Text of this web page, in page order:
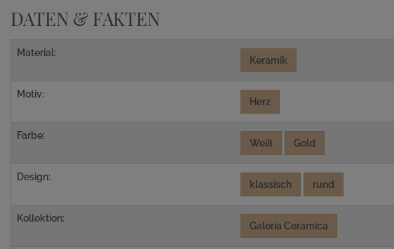
DATEN & FAKTEN
Material:
Keramik
Motiv:
Herz
Farbe:
Weiß Gold
Design:
klassisch rund
Kollektion:
Galeria Ceramica